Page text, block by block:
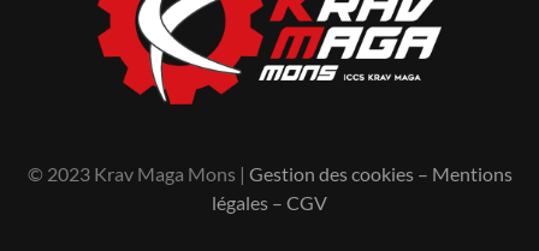
© 2023 Krav Maga Mons | Gestion des cookies– Mentions
légales – CGV